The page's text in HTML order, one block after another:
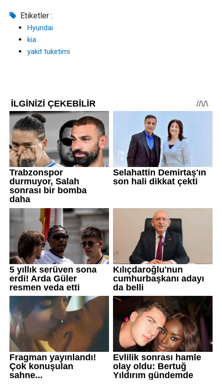
Etiketler :
Hyundai
kia
yakit tuketimi